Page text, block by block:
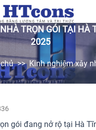
TRỌN GÓI TẠI HÀ
2025
Kinh nghiệm xây
gói đang nở rộ tại Hà